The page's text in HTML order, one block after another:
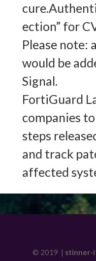
ection” for
Please note:
would be
Signal.
FortiGuard
companies
steps
and track
affected
© 2019 | stinner-